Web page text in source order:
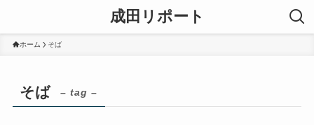
成田リポート
ホーム そば
そば – tag –